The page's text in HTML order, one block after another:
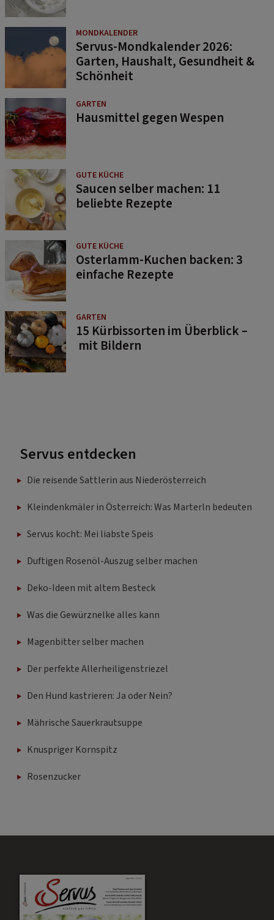
MONDKALENDER
Servus-Mondkalender 2026:
Garten, Haushalt, Gesundheit &
Schönheit
GARTEN
Hausmittel gegen Wespen
GUTE KÜCHE
Saucen selber machen: 11
beliebte Rezepte
GUTE KÜCHE
Osterlamm-Kuchen backen: 3
einfache Rezepte
GARTEN
15 Kürbissorten im Überblick –
mit Bildern
Servus entdecken
Die reisende Sattlerin aus Niederösterreich
Kleindenkmäler in Österreich: Was Marterln bedeuten
Servus kocht: Mei liabste Speis
Duftigen Rosenöl-Auszug selber machen
Deko-Ideen mit altem Besteck
Was die Gewürznelke alles kann
Magenbitter selber machen
Der perfekte Allerheiligenstriezel
Den Hund kastrieren: Ja oder Nein?
Mährische Sauerkrautsuppe
Knuspriger Kornspitz
Rosenzucker